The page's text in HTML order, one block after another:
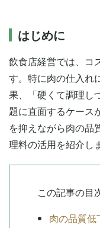
はじめに
飲食店経営では、コ
す。特に肉の仕入れ
果、「硬くて調理し
題に直面するケース
を抑えながら肉の品
理料の活用を紹介し
この記事の目
肉の品質低